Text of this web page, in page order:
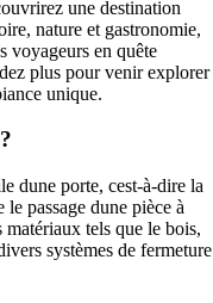
une destination
nature et gastronomie,
voyageurs en quête
plus pour venir explorer
unique.
dune porte, cest-à-dire la
passage dune pièce à
tels que le bois,
systèmes de fermeture